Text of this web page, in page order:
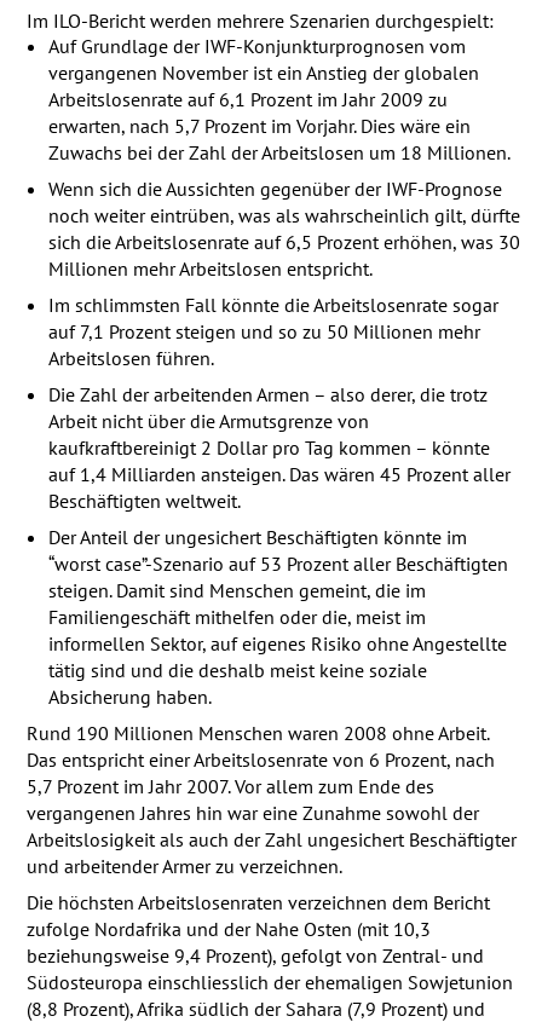
Im ILO-Bericht werden mehrere Szenarien durchgespielt:
Auf Grundlage der IWF-Konjunkturprognosen vom
vergangenen November ist ein Anstieg der globalen
Arbeitslosenrate auf 6,1 Prozent im Jahr 2009 zu
erwarten, nach 5,7 Prozent im Vorjahr. Dies wäre ein
Zuwachs bei der Zahl der Arbeitslosen um 18 Millionen.
Wenn sich die Aussichten gegenüber der IWF-Prognose
noch weiter eintrüben, was als wahrscheinlich gilt, dürfte
sich die Arbeitslosenrate auf 6,5 Prozent erhöhen, was 30
Millionen mehr Arbeitslosen entspricht.
Im schlimmsten Fall könnte die Arbeitslosenrate sogar
auf 7,1 Prozent steigen und so zu 50 Millionen mehr
Arbeitslosen führen.
Die Zahl der arbeitenden Armen – also derer, die trotz
Arbeit nicht über die Armutsgrenze von
kaufkraftbereinigt 2 Dollar pro Tag kommen – könnte
auf 1,4 Milliarden ansteigen. Das wären 45 Prozent aller
Beschäftigten weltweit.
Der Anteil der ungesichert Beschäftigten könnte im
“worst case”-Szenario auf 53 Prozent aller Beschäftigten
steigen. Damit sind Menschen gemeint, die im
Familiengeschäft mithelfen oder die, meist im
informellen Sektor, auf eigenes Risiko ohne Angestellte
tätig sind und die deshalb meist keine soziale
Absicherung haben.
Rund 190 Millionen Menschen waren 2008 ohne Arbeit.
Das entspricht einer Arbeitslosenrate von 6 Prozent, nach
5,7 Prozent im Jahr 2007. Vor allem zum Ende des
vergangenen Jahres hin war eine Zunahme sowohl der
Arbeitslosigkeit als auch der Zahl ungesichert Beschäftigter
und arbeitender Armer zu verzeichnen.
Die höchsten Arbeitslosenraten verzeichnen dem Bericht
zufolge Nordafrika und der Nahe Osten (mit 10,3
beziehungsweise 9,4 Prozent), gefolgt von Zentral- und
Südosteuropa einschliesslich der ehemaligen Sowjetunion
(8,8 Prozent), Afrika südlich der Sahara (7,9 Prozent) und